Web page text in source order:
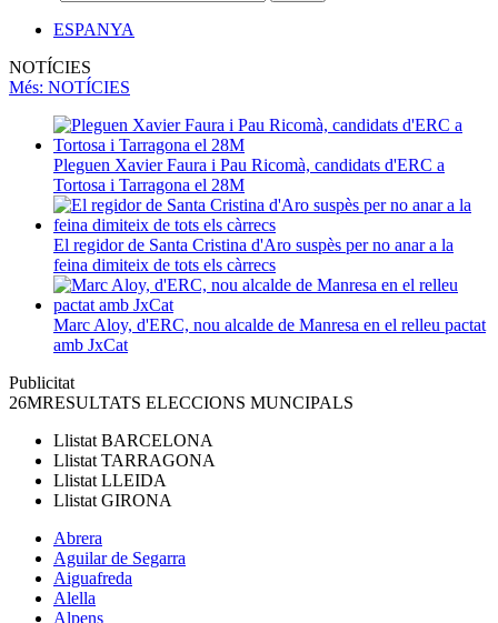
ESPANYA
NOTÍCIES
Més: NOTÍCIES
Pleguen Xavier Faura i Pau Ricomà, candidats d'ERC a
Tortosa i Tarragona el 28M
El regidor de Santa Cristina d'Aro suspès per no anar a la
feina dimiteix de tots els càrrecs
Marc Aloy, d'ERC, nou alcalde de Manresa en el relleu pactat
amb JxCat
Publicitat
26MRESULTATS ELECCIONS MUNCIPALS
Llistat BARCELONA
Llistat TARRAGONA
Llistat LLEIDA
Llistat GIRONA
Abrera
Aguilar de Segarra
Aiguafreda
Alella
Alpens